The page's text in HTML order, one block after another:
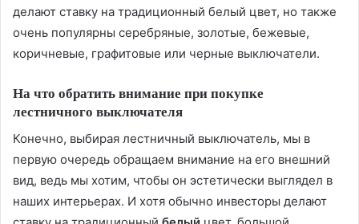
делают ставку на традиционный белый цвет, но также
очень популярны серебряные, золотые, бежевые,
коричневые, графитовые или черные выключатели.
На что обратить внимание при покупке
лестничного выключателя
Конечно, выбирая лестничный выключатель, мы в
первую очередь обращаем внимание на его внешний
вид, ведь мы хотим, чтобы он эстетически выглядел в
наших интерьерах. И хотя обычно инвесторы делают